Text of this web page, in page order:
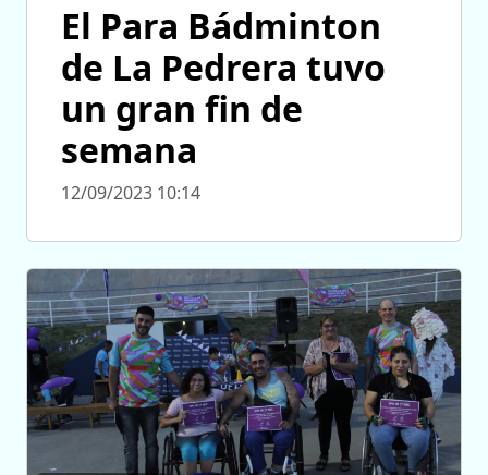
El Para Bádminton
de La Pedrera tuvo
un gran fin de
semana
12/09/2023 10:14